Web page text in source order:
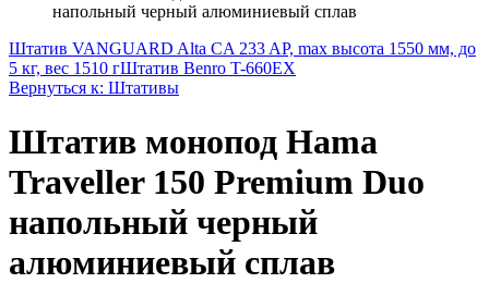
напольный черный алюминиевый сплав
Штатив VANGUARD Alta CA 233 AP, max высота 1550 мм, до
5 кг, вес 1510 гШтатив Benro T-660EX
Вернуться к: Штативы
Штатив монопод Hama
Traveller 150 Premium Duo
напольный черный
алюминиевый сплав